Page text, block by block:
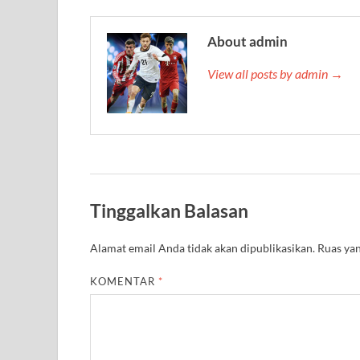
About admin
View all posts by admin →
Tinggalkan Balasan
Alamat email Anda tidak akan dipublikasikan. Ruas
KOMENTAR *